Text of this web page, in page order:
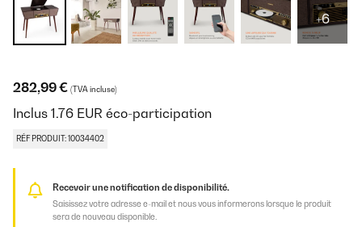
+6
282,99 € (TVA incluse)
Inclus 1.76 EUR éco-participation
RÉF PRODUIT: 10034402
Recevoir une notification de disponibilité.
Saisissez votre adresse e-mail et nous vous informerons lorsque le produit
sera de nouveau disponible.